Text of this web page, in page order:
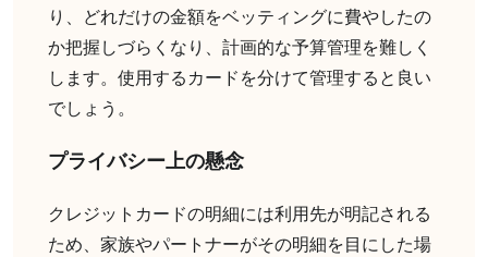
り、どれだけの金額をベッティングに費やしたの
か把握しづらくなり、計画的な予算管理を難しく
します。使用するカードを分けて管理すると良い
でしょう。
プライバシー上の懸念
クレジットカードの明細には利用先が明記される
ため、家族やパートナーがその明細を目にした場